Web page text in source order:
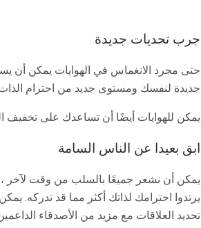
جرب تحديات جديدة
حتى مجرد الانغماس في الهوايات يمكن أن
جديدة لنفسك ومستوى جديد من احترام
يمكن للهوايات أيضًا أن تساعدك على تخفيف
ابق بعيدا عن الناس السامة
يمكن أن نشعر جميعًا بالسلب من وقت لآخر ،
يرتدوا احترامك لذاتك أكثر مما قد تدركه.
تحديد العلاقات مع مزيد من الأصدقاء